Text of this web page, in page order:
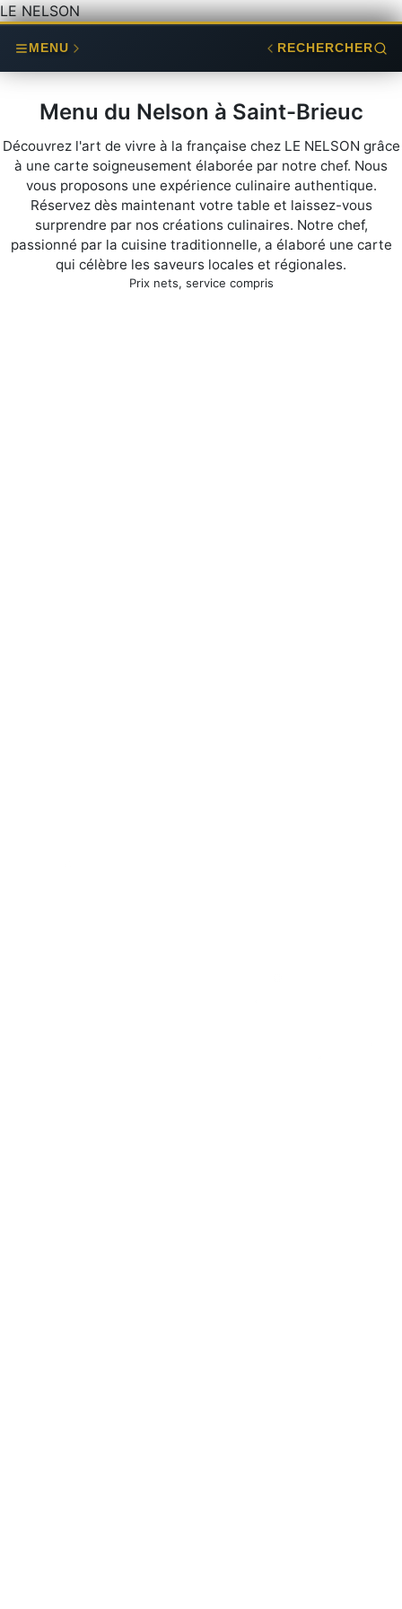
LE NELSON
MENU RECHERCHER
Menu du Nelson à Saint-Brieuc
Découvrez l'art de vivre à la française chez LE NELSON grâce
à une carte soigneusement élaborée par notre chef. Nous
vous proposons une expérience culinaire authentique.
Réservez dès maintenant votre table et laissez-vous
surprendre par nos créations culinaires. Notre chef,
passionné par la cuisine traditionnelle, a élaboré une carte
qui célèbre les saveurs locales et régionales.
Prix nets, service compris